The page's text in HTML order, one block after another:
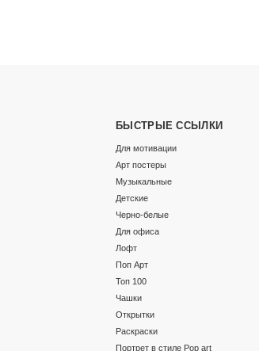
БЫСТРЫЕ ССЫЛКИ
Для мотивации
Арт постеры
Музыкальные
Детские
Черно-белые
Для офиса
Лофт
Поп Арт
Топ 100
Чашки
Открытки
Раскраски
Портрет в стиле Pop art